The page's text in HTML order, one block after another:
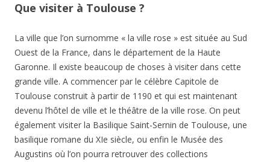
Que visiter à Toulouse ?
La ville que l’on surnomme « la ville rose » est située au Sud
Ouest de la France, dans le département de la Haute
Garonne. Il existe beaucoup de choses à visiter dans cette
grande ville. A commencer par le célèbre Capitole de
Toulouse construit à partir de 1190 et qui est maintenant
devenu l’hôtel de ville et le théâtre de la ville rose. On peut
également visiter la Basilique Saint-Sernin de Toulouse, une
basilique romane du XIe siècle, ou enfin le Musée des
Augustins où l’on pourra retrouver des collections